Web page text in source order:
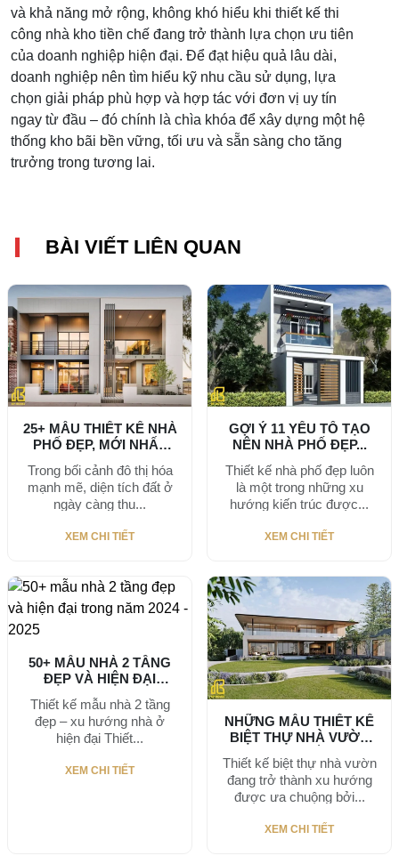
và khả năng mở rộng, không khó hiểu khi thiết kế thi
công nhà kho tiền chế đang trở thành lựa chọn ưu tiên
của doanh nghiệp hiện đại. Để đạt hiệu quả lâu dài,
doanh nghiệp nên tìm hiểu kỹ nhu cầu sử dụng, lựa
chọn giải pháp phù hợp và hợp tác với đơn vị uy tín
ngay từ đầu – đó chính là chìa khóa để xây dựng một hệ
thống kho bãi bền vững, tối ưu và sẵn sàng cho tăng
trưởng trong tương lai.
BÀI VIẾT LIÊN QUAN
25+ MẪU THIẾT KẾ NHÀ
PHỐ ĐẸP, MỚI NHẤT
Trong bối cảnh đô thị hóa
mạnh mẽ, diện tích đất ở
ngày càng thu...
XEM CHI TIẾT
GỢI Ý 11 YẾU TỐ TẠO
NÊN NHÀ PHỐ ĐẸP...
Thiết kế nhà phố đẹp luôn
là một trong những xu
hướng kiến trúc được...
XEM CHI TIẾT
50+ MẪU NHÀ 2 TẦNG
ĐẸP VÀ HIỆN ĐẠI
TRONG...
Thiết kế mẫu nhà 2 tầng
đẹp – xu hướng nhà ở
hiện đại Thiết...
XEM CHI TIẾT
NHỮNG MẪU THIẾT KẾ
BIỆT THỰ NHÀ VƯỜN
Thiết kế biệt thự nhà vườn
đang trở thành xu hướng
được ưa chuộng bởi...
XEM CHI TIẾT